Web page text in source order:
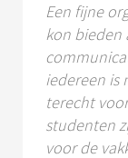
Een fijne
kon bieden
iedereen is
terecht
studenten
voor de